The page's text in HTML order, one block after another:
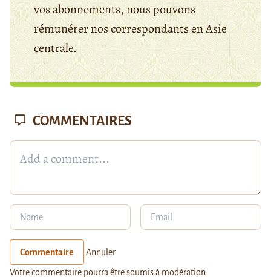
vos abonnements, nous pouvons
rémunérer nos correspondants en Asie
centrale.
COMMENTAIRES
Commentaire Annuler
Votre commentaire pourra être soumis à modération.